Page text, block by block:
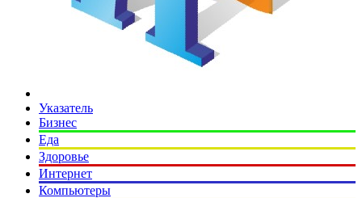
Указатель
Бизнес
Еда
Здоровье
Интернет
Компьютеры